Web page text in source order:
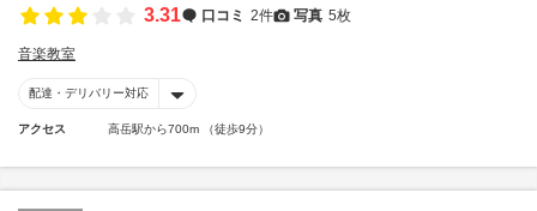
3.31 口コミ 2件 写真 5枚
音楽教室
配達・デリバリー対応
アクセス 高岳駅から700m （徒歩9分）